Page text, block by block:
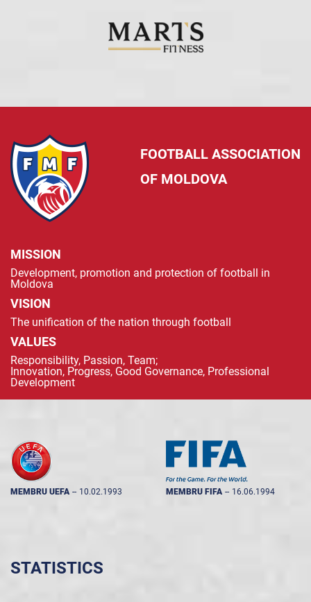
FOOTBALL ASSOCIATION
OF MOLDOVA
MISSION
Development, promotion and protection of football in
Moldova
VISION
The unification of the nation through football
VALUES
Responsibility, Passion, Team;
Innovation, Progress, Good Governance, Professional
Development
MEMBRU UEFA -- 10.02.1993 MEMBRU FIFA -- 16.06.1994
STATISTICS